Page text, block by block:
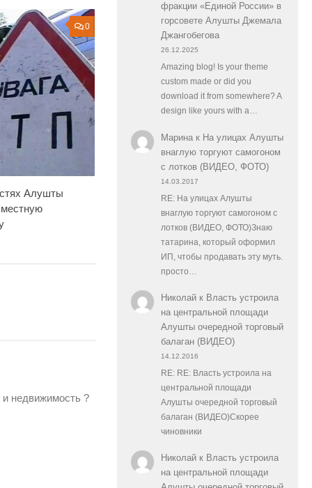
0
Алушты
недвижимость ?
фракции «Единой России» в
горсовете Алушты Джемала
Джангобегова
26.12.2025
Amazing blog! Is your theme
custom made or did you
download it from somewhere? A
design like yours with a…
Маринак На улицах Алушты
внаглую торгуют самогоном
с лотков (ВИДЕО, ФОТО)
14.03.2017
RE: На улицах Алушты
внаглую торгуют самогоном с
лотков (ВИДЕО, ФОТО)Знаю
татарина, который оформил
ИП, чтобы продавать эту муть.
просто…
Николайк Власть устроила
на центральной площади
Алушты очередной торговый
балаган (ВИДЕО)
14.12.2016
RE: RE: Власть устроила на
центральной площади
Алушты очередной торговый
балаган (ВИДЕО)Скорее
чиновники
Николайк Власть устроила
на центральной площади